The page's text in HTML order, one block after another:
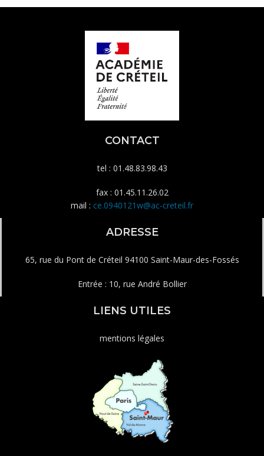
CONTACT
tel : 01.48.83.98.43
fax : 01.45.11.26.02
mail : ce.0940121w@ac-creteil.fr
ADRESSE
65, rue du Pont de Créteil 94100 Saint-Maur-des-Fossés
Entrée : 10, rue André Bollier
LIENS UTILES
mentions légales